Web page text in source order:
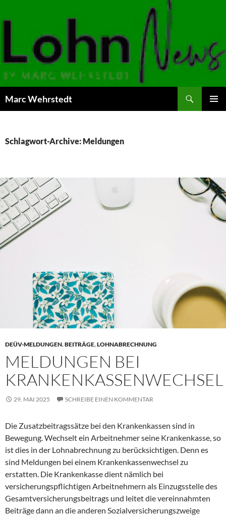
Marc Wehrstedt
Schlagwort-Archive: Meldungen
DEÜV-MELDUNGEN,BEITRÄGE,LOHNABRECHNUNG
MELDUNGEN BEI
KRANKENKASSENWECHSEL
29. MAI 2025 SCHREIBE EINEN KOMMENTAR
Die Zusatzbeitragssätze bei den Krankenkassen sind in
Bewegung. Wechselt ein Arbeitnehmer seine Krankenkasse, so
ist dies in der Lohnabrechnung zu berücksichtigen. Denn es
sind Meldungen bei einem Krankenkassenwechsel zu
erstatten. Die Krankenkasse dient nämlich bei
versicherungspflichtigen Arbeitnehmern als Einzugsstelle des
Gesamtversicherungsbeitrags und leitet die vereinnahmten
Beiträge dann an die anderen Sozialversicherungszweige